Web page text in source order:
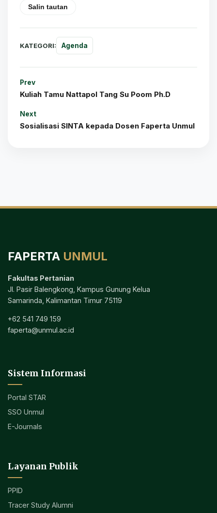
Salin tautan
KATEGORI: Agenda
Prev
Kuliah Tamu Nattapol Tang Su Poom Ph.D
Next
Sosialisasi SINTA kepada Dosen Faperta Unmul
FAPERTA UNMUL
Fakultas Pertanian
Jl. Pasir Balengkong, Kampus Gunung Kelua
Samarinda, Kalimantan Timur 75119
+62 541 749 159
faperta@unmul.ac.id
Sistem Informasi
Portal STAR
SSO Unmul
E-Journals
Layanan Publik
PPID
Tracer Study Alumni